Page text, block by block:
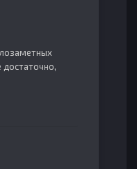
достаточно,